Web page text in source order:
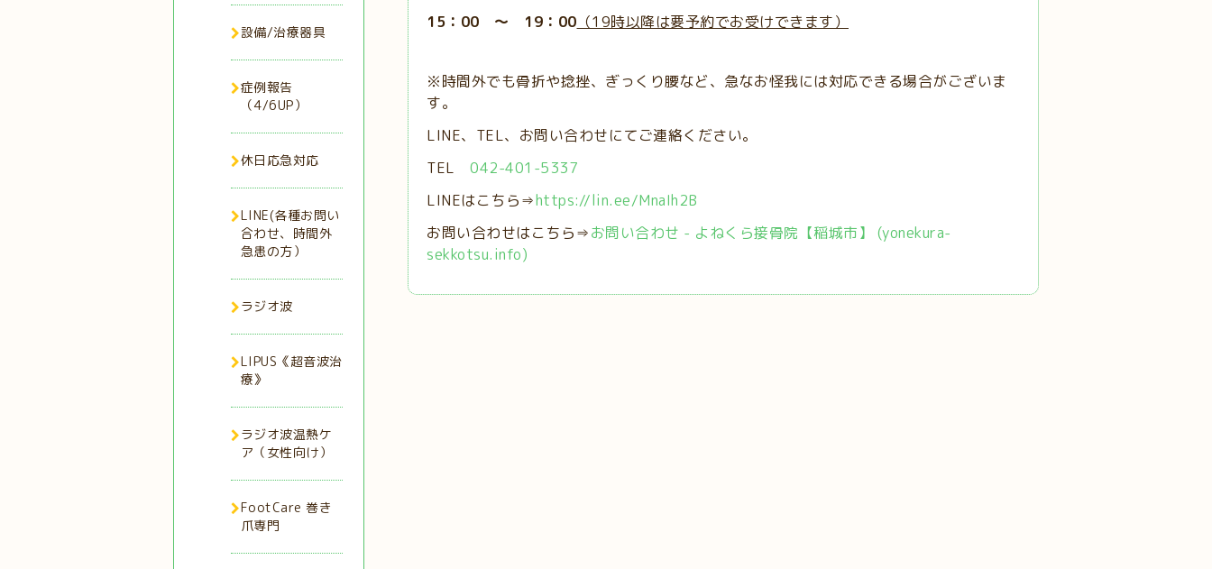
15：00 ～ 19：00 （19時以降は要予約でお受けできます）
※時間外でも骨折や捻挫、ぎっくり腰など、急なお怪我には対応できる場合がございま
す。
LINE、TEL、お問い合わせにてご連絡ください。
TEL 042-401-5337
LINEはこちら⇒https://lin.ee/MnaIh2B
お問い合わせはこちら⇒お問い合わせ - よねくら接骨院【稲城市】 (yonekura-
sekkotsu.info)
設備/治療器具
症例報告
（4/6UP）
休日応急対応
LINE(各種お問い
合わせ、時間外
急患の方）
ラジオ波
LIPUS《超音波治
療》
ラジオ波温熱ケ
ア（女性向け）
FootCare 巻き
爪専門